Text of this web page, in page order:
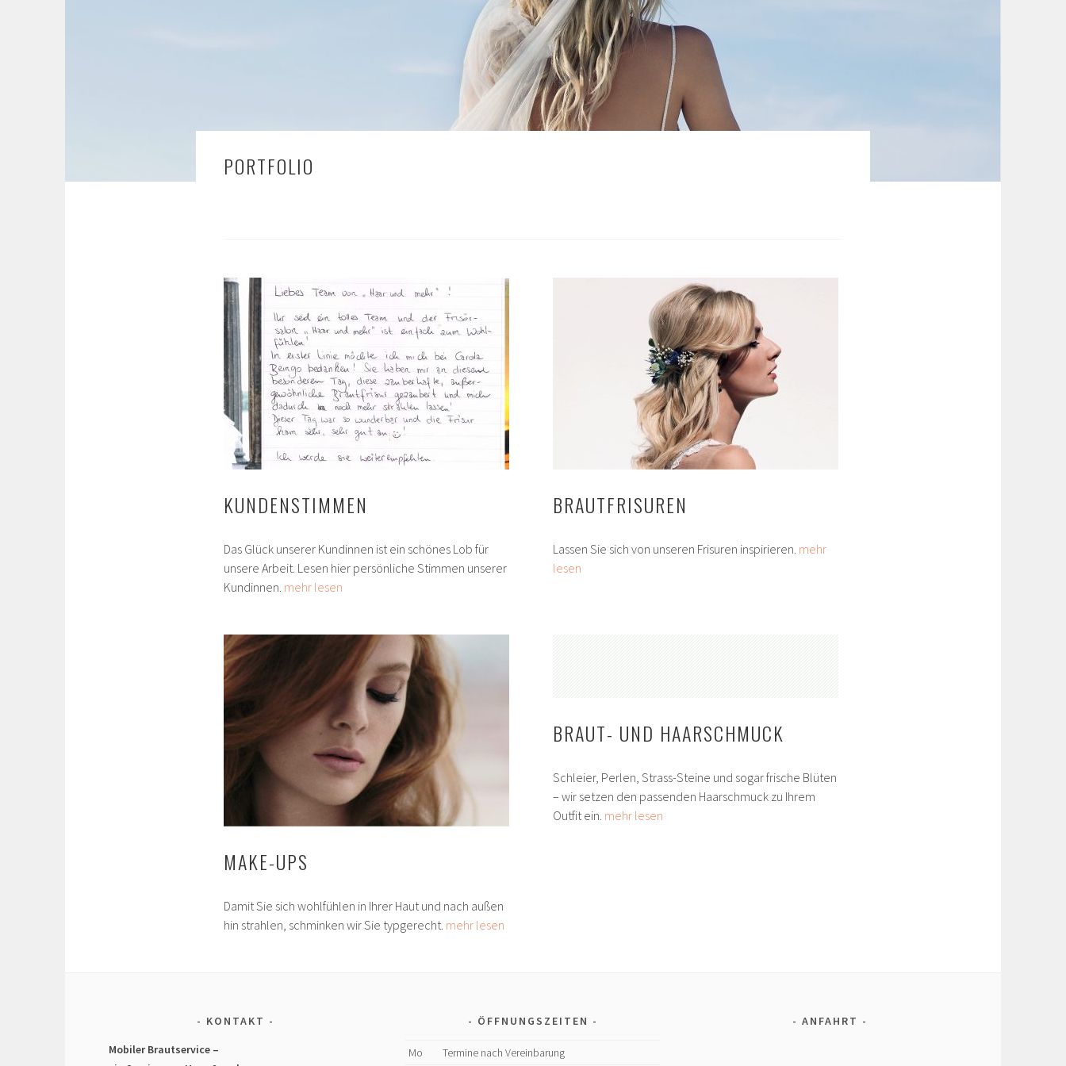
PORTFOLIO
KUNDENSTIMMEN
Das Glück unserer Kundinnen ist ein schönes Lob für
unsere Arbeit. Lesen hier persönliche Stimmen unserer
Kundinnen. mehr lesen
BRAUTFRISUREN
Lassen Sie sich von unseren Frisuren inspirieren. mehr
lesen
MAKE-UPS
Damit Sie sich wohlfühlen in Ihrer Haut und nach außen
hin strahlen, schminken wir Sie typgerecht. mehr lesen
BRAUT- UND HAARSCHMUCK
Schleier, Perlen, Strass-Steine und sogar frische Blüten
– wir setzen den passenden Haarschmuck zu Ihrem
Outfit ein. mehr lesen
KONTAKT
Mobiler Brautservice –
ÖFFNUNGSZEITEN
Mo Termine nach Vereinbarung
ANFAHRT